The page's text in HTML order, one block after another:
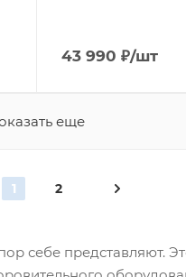
43 990 ₽/шт
еще
1 2
себе представляют.